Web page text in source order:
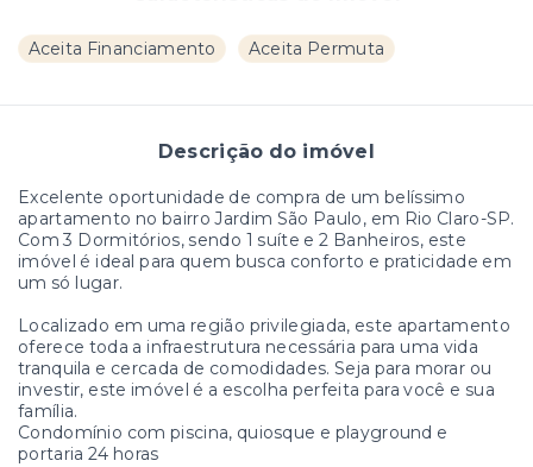
Aceita Financiamento Aceita Permuta
Descrição do imóvel
Excelente oportunidade de compra de um belíssimo
apartamento no bairro Jardim São Paulo, em Rio Claro-SP.
Com 3 Dormitórios, sendo 1 suíte e 2 Banheiros, este
imóvel é ideal para quem busca conforto e praticidade em
um só lugar.
Localizado em uma região privilegiada, este apartamento
oferece toda a infraestrutura necessária para uma vida
tranquila e cercada de comodidades. Seja para morar ou
investir, este imóvel é a escolha perfeita para você e sua
família.
Condomínio com piscina, quiosque e playground e
portaria 24 horas